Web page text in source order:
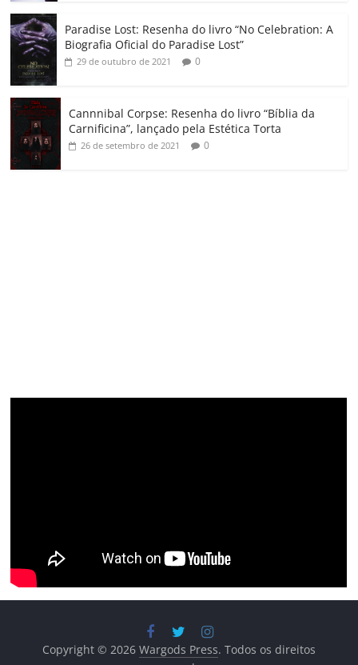
Paradise Lost: Resenha do livro “No Celebration: A
Biografia Oficial do Paradise Lost”
29 de outubro de 2021 0
Cannnibal Corpse: Resenha do livro “Bíblia da
Carnificina”, lançado pela Estética Torta
26 de setembro de 2021 0
Copyright © 2026 Wargods Press. Todos os direitos